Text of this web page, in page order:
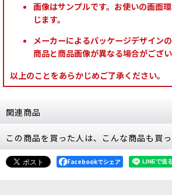
画像はサンプルです。お使いの画面
じます。
メーカーによるパッケージデザイン
商品と商品画像が異なる場合がござい
以上のことをあらかじめご了承ください。
関連商品
[ツール] シタデル・ナイフ[
4,300円(税込)
1点
この商品を買った人は、こんな商品も買
Facebookでシェア